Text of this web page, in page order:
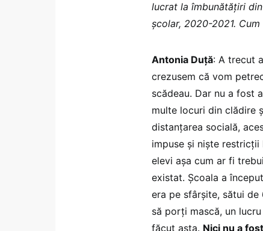
lucrat la îmbunătățiri
școlar, 2020-2021.
Antonia Duță: A trecut
crezusem că vom
scădeau. Dar nu a fost
multe locuri din clădire
distanțarea socială,
impuse și niște
elevi așa cum ar fi
existat. Școala a
era pe sfârșite, sătui de
să porți mască, un
făcut asta. Nici nu a